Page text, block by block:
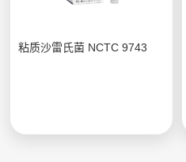
粘质沙雷氏菌 NCTC 9743